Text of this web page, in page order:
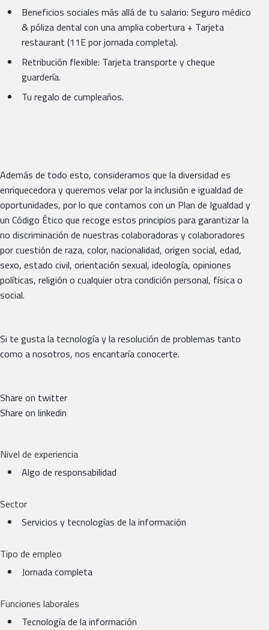
Beneficios sociales más allá de tu salario: Seguro médico
& póliza dental con una amplia cobertura + Tarjeta
restaurant (11E por jornada completa).
Retribución flexible: Tarjeta transporte y cheque
guardería.
Tu regalo de cumpleaños.
Además de todo esto, consideramos que la diversidad es
enriquecedora y queremos velar por la inclusión e igualdad de
oportunidades, por lo que contamos con un Plan de Igualdad y
un Código Ético que recoge estos principios para garantizar la
no discriminación de nuestras colaboradoras y colaboradores
por cuestión de raza, color, nacionalidad, origen social, edad,
sexo, estado civil, orientación sexual, ideología, opiniones
políticas, religión o cualquier otra condición personal, física o
social.
Si te gusta la tecnología y la resolución de problemas tanto
como a nosotros, nos encantaría conocerte.
Share on twitter
Share on linkedin
Nivel de experiencia
Algo de responsabilidad
Sector
Servicios y tecnologías de la información
Tipo de empleo
Jornada completa
Funciones laborales
Tecnología de la información